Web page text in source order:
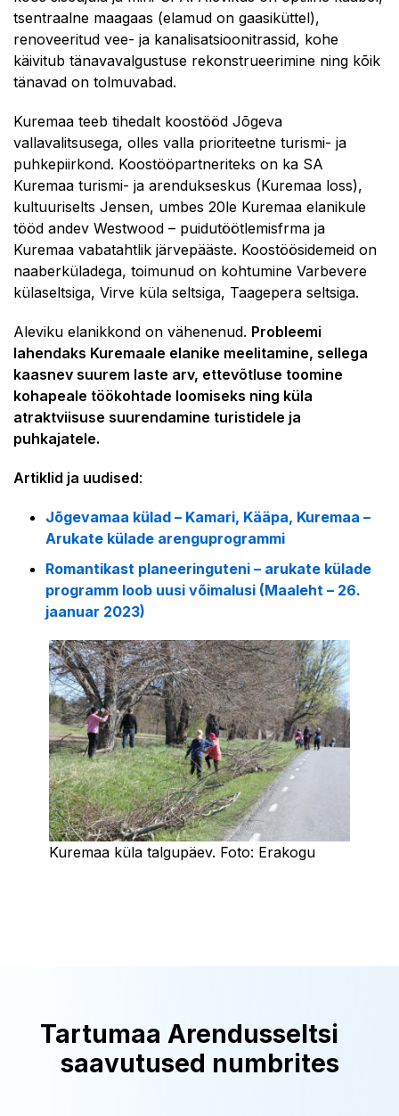
tsentraalne maagaas (elamud on gaasiküttel),
renoveeritud vee- ja kanalisatsioonitrassid, kohe
käivitub tänavavalgustuse rekonstrueerimine ning kõik
tänavad on tolmuvabad.
Kuremaa teeb tihedalt koostööd Jõgeva
vallavalitsusega, olles valla prioriteetne turismi- ja
puhkepiirkond. Koostööpartneriteks on ka SA
Kuremaa turismi- ja arendukseskus (Kuremaa loss),
kultuuriselts Jensen, umbes 20le Kuremaa elanikule
tööd andev Westwood – puidutöötlemisfrma ja
Kuremaa vabatahtlik järvepääste. Koostöösidemeid on
naaberküladega, toimunud on kohtumine Varbevere
külaseltsiga, Virve küla seltsiga, Taagepera seltsiga.
Aleviku elanikkond on vähenenud. Probleemi
lahendaks Kuremaale elanike meelitamine, sellega
kaasnev suurem laste arv, ettevõtluse toomine
kohapeale töökohtade loomiseks ning küla
atraktviisuse suurendamine turistidele ja
puhkajatele.
Artiklid ja uudised:
Jõgevamaa külad – Kamari, Kääpa, Kuremaa –
Arukate külade arenguprogrammi
Romantikast planeeringuteni – arukate külade
programm loob uusi võimalusi (Maaleht – 26.
jaanuar 2023)
Kuremaa küla talgupäev. Foto: Erakogu
Tartumaa Arendusseltsi
saavutused numbrites